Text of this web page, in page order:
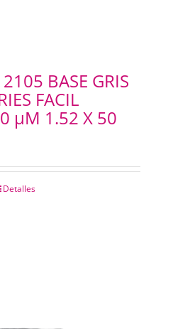
BASE GRIS
FACIL
µM 1.52 X 50
Detalles